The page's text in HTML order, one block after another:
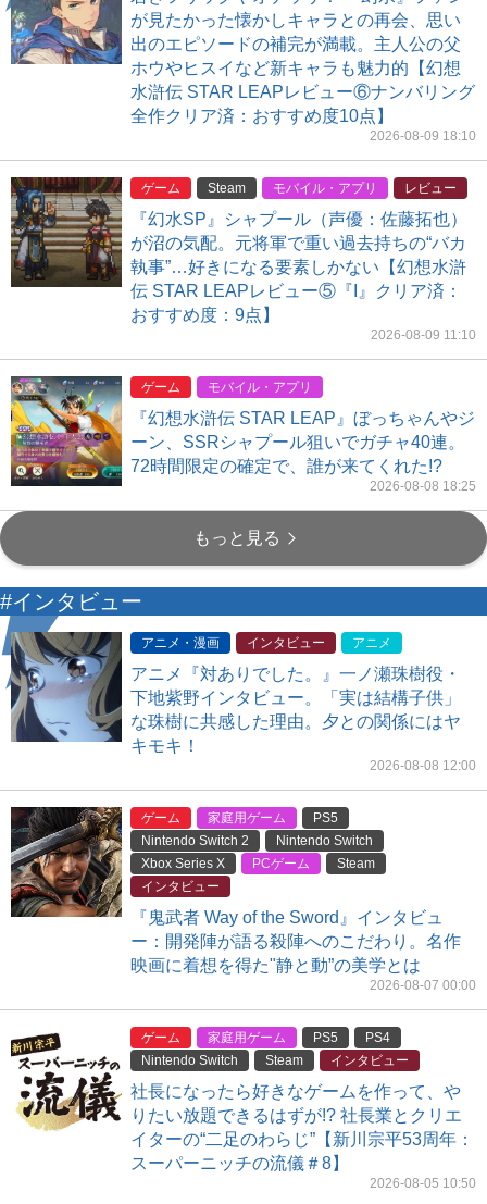
が見たかった懐かしキャラとの再会、思い
出のエピソードの補完が満載。主人公の父
ホウやヒスイなど新キャラも魅力的【幻想
水滸伝 STAR LEAPレビュー⑥ナンバリング
全作クリア済：おすすめ度10点】
2026-08-09 18:10
ゲーム Steam モバイル・アプリ レビュー
『幻水SP』シャプール（声優：佐藤拓也）
が沼の気配。元将軍で重い過去持ちの“バカ
執事”…好きになる要素しかない【幻想水滸
伝 STAR LEAPレビュー⑤『I』クリア済：
おすすめ度：9点】
2026-08-09 11:10
ゲーム モバイル・アプリ
『幻想水滸伝 STAR LEAP』ぼっちゃんやジ
ーン、SSRシャプール狙いでガチャ40連。
72時間限定の確定で、誰が来てくれた!?
2026-08-08 18:25
もっと見る
#インタビュー
アニメ・漫画 インタビュー アニメ
アニメ『対ありでした。』一ノ瀬珠樹役・
下地紫野インタビュー。「実は結構子供」
な珠樹に共感した理由。夕との関係にはヤ
キモキ！
2026-08-08 12:00
ゲーム 家庭用ゲーム
PS5
Nintendo Switch 2
Nintendo Switch
Xbox Series X
PCゲーム
Steam
インタビュー
『鬼武者 Way of the Sword』インタビュ
ー：開発陣が語る殺陣へのこだわり。名作
映画に着想を得た"静と動”の美学とは
2026-08-07 00:00
ゲーム 家庭用ゲーム PS5
PS4
Nintendo Switch
Steam インタビュー
社長になったら好きなゲームを作って、や
りたい放題できるはずが!? 社長業とクリエ
イターの“二足のわらじ”【新川宗平53周年：
スーパーニッチの流儀＃8】
2026-08-05 10:50